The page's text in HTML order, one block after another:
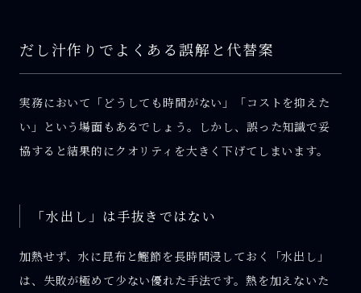
だし汁作りでよくある誤解と代替案
実務において「どうしても時間がない」「コストを抑えた
い」という場面もあるでしょう。しかし、誤った知識で妥
協すると結果的にクオリティを大きく下げてしまいます。
「水出し」は手抜きではない
加熱せず、水に昆布と鰹節を長時間浸しておく「水出し」
は、失敗が極めて少ない優れた手法です。熱を加えないた